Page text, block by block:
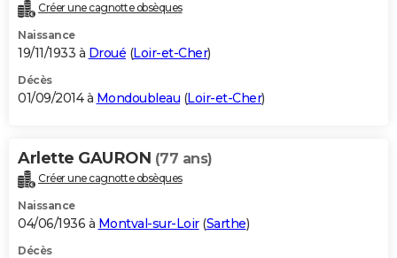
Créer une cagnotte obsèques
Naissance
19/11/1933 à Droué (Loir-et-Cher)
Décès
01/09/2014 à Mondoubleau (Loir-et-Cher)
Arlette GAURON (77 ans)
Créer une cagnotte obsèques
Naissance
04/06/1936 à Montval-sur-Loir(Sarthe)
Décès